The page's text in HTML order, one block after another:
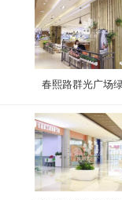
春熙路群光广场